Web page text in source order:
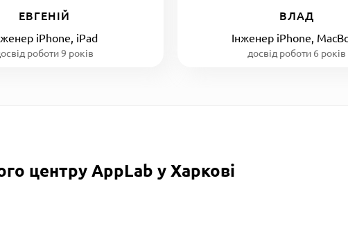
ЕВГЕНІЙ
iPhone, iPad
роботи 9 років
ВЛАД
Інженер iPhone,
досвід роботи 6 років
центру AppLab у Харкові